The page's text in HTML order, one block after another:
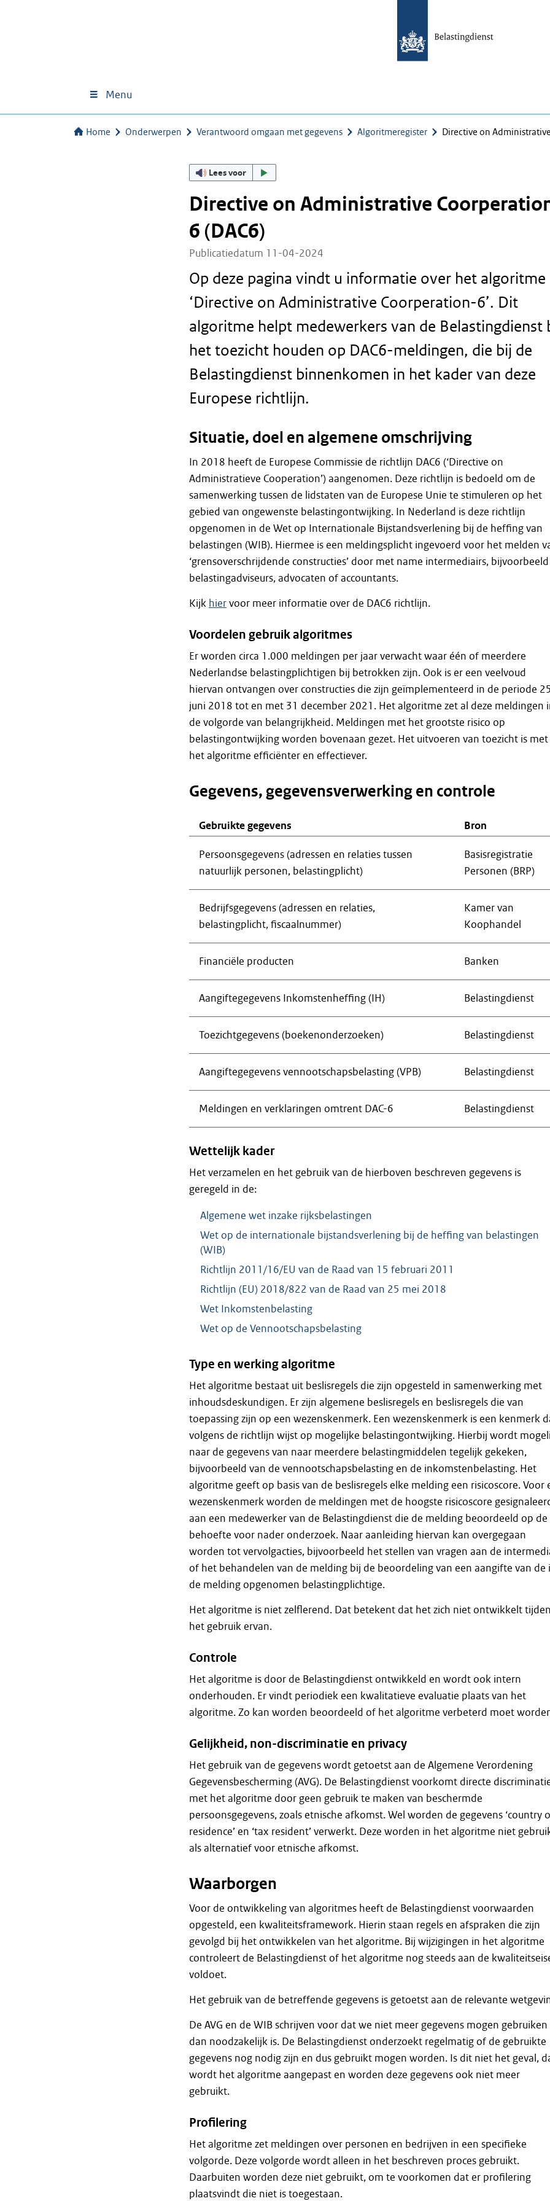
Menu
Home Onderwerpen Verantwoord omgaan met gegevens Algoritmeregister Directive on
Lees voor
Directive on Administrative
6 (DAC6)
Publicatiedatum 11-04-2024
Op deze pagina vindt u informatie over het algoritme
‘Directive on Administrative Coorperation-6’. Dit
algoritme helpt medewerkers van de Belastingdienst
het toezicht houden op DAC6-meldingen, die bij de
Belastingdienst binnenkomen in het kader van deze
Europese richtlijn.
Situatie, doel en algemene omschrijving
In 2018 heeft de Europese Commissie de richtlijn DAC6 (‘Directive on
Administratieve Cooperation’) aangenomen. Deze richtlijn is bedoeld om de
samenwerking tussen de lidstaten van de Europese Unie te stimuleren op het
gebied van ongewenste belastingontwijking. In Nederland is deze richtlijn
opgenomen in de Wet op Internationale Bijstandsverlening bij de heffing van
belastingen (WIB). Hiermee is een meldingsplicht ingevoerd voor het melden
‘grensoverschrijdende constructies’ door met name intermediairs, bijvoorbeeld
belastingadviseurs, advocaten of accountants.
Kijk hiervoor meer informatie over de DAC6 richtlijn.
Voordelen gebruik algoritmes
Er worden circa 1.000 meldingen per jaar verwacht waar één of meerdere
Nederlandse belastingplichtigen bij betrokken zijn. Ook is er een veelvoud
hiervan ontvangen over constructies die zijn geïmplementeerd in de periode 25
juni 2018 tot en met 31 december 2021. Het algoritme zet al deze meldingen
de volgorde van belangrijkheid. Meldingen met het grootste risico op
belastingontwijking worden bovenaan gezet. Het uitvoeren van toezicht is met
het algoritme efficiënter en effectiever.
Gegevens, gegevensverwerking en controle
Gebruikte gegevens Bron
Persoonsgegevens (adressen en relaties tussen
natuurlijk personen, belastingplicht)
Basisregistratie
Personen (BRP)
Bedrijfsgegevens (adressen en relaties,
belastingplicht, fiscaalnummer)
Kamer van
Koophandel
Financiële producten Banken
Aangiftegegevens Inkomstenheffing (IH) Belastingdienst
Toezichtgegevens (boekenonderzoeken) Belastingdienst
Aangiftegegevens vennootschapsbelasting (VPB) Belastingdienst
Meldingen en verklaringen omtrent DAC-6 Belastingdienst
Wettelijk kader
Het verzamelen en het gebruik van de hierboven beschreven gegevens is
geregeld in de:
Algemene wet inzake rijksbelastingen
Wet op de internationale bijstandsverlening bij de heffing van belastingen
(WIB)
Richtlijn 2011/16/EU van de Raad van 15 februari 2011
Richtlijn (EU) 2018/822 van de Raad van 25 mei 2018
Wet Inkomstenbelasting
Wet op de Vennootschapsbelasting
Type en werking algoritme
Het algoritme bestaat uit beslisregels die zijn opgesteld in samenwerking met
inhoudsdeskundigen. Er zijn algemene beslisregels en beslisregels die van
toepassing zijn op een wezenskenmerk. Een wezenskenmerk is een kenmerk
volgens de richtlijn wijst op mogelijke belastingontwijking. Hierbij wordt
naar de gegevens van naar meerdere belastingmiddelen tegelijk gekeken,
bijvoorbeeld van de vennootschapsbelasting en de inkomstenbelasting. Het
algoritme geeft op basis van de beslisregels elke melding een risicoscore. Voor
wezenskenmerk worden de meldingen met de hoogste risicoscore
aan een medewerker van de Belastingdienst die de melding beoordeeld op de
behoefte voor nader onderzoek. Naar aanleiding hiervan kan overgegaan
worden tot vervolgacties, bijvoorbeeld het stellen van vragen aan de
of het behandelen van de melding bij de beoordeling van een aangifte van de
de melding opgenomen belastingplichtige.
Het algoritme is niet zelflerend. Dat betekent dat het zich niet ontwikkelt
het gebruik ervan.
Controle
Het algoritme is door de Belastingdienst ontwikkeld en wordt ook intern
onderhouden. Er vindt periodiek een kwalitatieve evaluatie plaats van het
algoritme. Zo kan worden beoordeeld of het algoritme verbeterd moet
Gelijkheid, non-discriminatie en privacy
Het gebruik van de gegevens wordt getoetst aan de Algemene Verordening
Gegevensbescherming (AVG). De Belastingdienst voorkomt directe
met het algoritme door geen gebruik te maken van beschermde
persoonsgegevens, zoals etnische afkomst. Wel worden de gegevens ‘country
residence’ en ‘tax resident’ verwerkt. Deze worden in het algoritme niet
als alternatief voor etnische afkomst.
Waarborgen
Voor de ontwikkeling van algoritmes heeft de Belastingdienst voorwaarden
opgesteld, een kwaliteitsframework. Hierin staan regels en afspraken die zijn
gevolgd bij het ontwikkelen van het algoritme. Bij wijzigingen in het algoritme
controleert de Belastingdienst of het algoritme nog steeds aan de
voldoet.
Het gebruik van de betreffende gegevens is getoetst aan de relevante
De AVG en de WIB schrijven voor dat we niet meer gegevens mogen gebruiken
dan noodzakelijk is. De Belastingdienst onderzoekt regelmatig of de gebruikte
gegevens nog nodig zijn en dus gebruikt mogen worden. Is dit niet het geval,
wordt het algoritme aangepast en worden deze gegevens ook niet meer
gebruikt.
Profilering
Het algoritme zet meldingen over personen en bedrijven in een specifieke
volgorde. Deze volgorde wordt alleen in het beschreven proces gebruikt.
Daarbuiten worden deze niet gebruikt, om te voorkomen dat er profilering
plaatsvindt die niet is toegestaan.